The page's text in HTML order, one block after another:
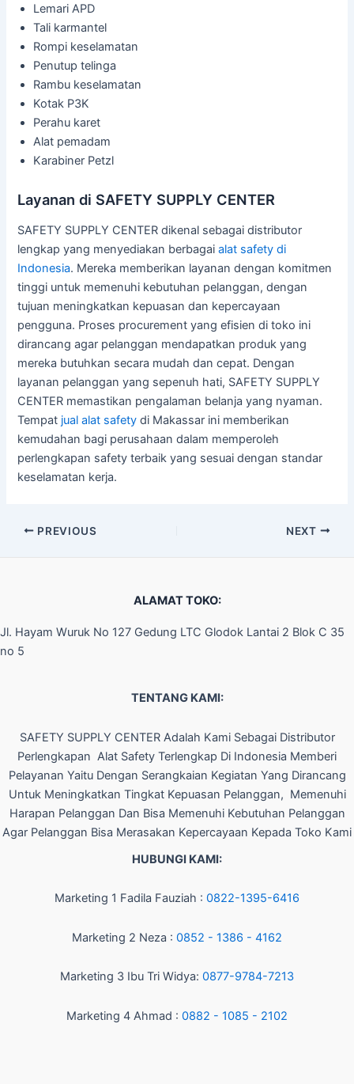
Lemari APD
Tali karmantel
Rompi keselamatan
Penutup telinga
Rambu keselamatan
Kotak P3K
Perahu karet
Alat pemadam
Karabiner Petzl
Layanan di SAFETY SUPPLY CENTER
SAFETY SUPPLY CENTER dikenal sebagai distributor
lengkap yang menyediakan berbagaialat safety di
Indonesia. Mereka memberikan layanan dengan komitmen
tinggi untuk memenuhi kebutuhan pelanggan, dengan
tujuan meningkatkan kepuasan dan kepercayaan
pengguna. Proses procurement yang efisien di toko ini
dirancang agar pelanggan mendapatkan produk yang
mereka butuhkan secara mudah dan cepat. Dengan
layanan pelanggan yang sepenuh hati, SAFETY SUPPLY
CENTER memastikan pengalaman belanja yang nyaman.
Tempat jual alat safety di Makassar ini memberikan
kemudahan bagi perusahaan dalam memperoleh
perlengkapan safety terbaik yang sesuai dengan standar
keselamatan kerja.
PREVIOUS NEXT
ALAMAT TOKO:
Jl. Hayam Wuruk No 127 Gedung LTC Glodok Lantai 2 Blok C 35
no 5
TENTANG KAMI:
SAFETY SUPPLY CENTER Adalah Kami Sebagai Distributor
Perlengkapan Alat Safety Terlengkap Di Indonesia Memberi
Pelayanan Yaitu Dengan Serangkaian Kegiatan Yang Dirancang
Untuk Meningkatkan Tingkat Kepuasan Pelanggan, Memenuhi
Harapan Pelanggan Dan Bisa Memenuhi Kebutuhan Pelanggan
Agar Pelanggan Bisa Merasakan Kepercayaan Kepada Toko Kami
HUBUNGI KAMI:
Marketing 1 Fadila Fauziah : 0822-1395-6416
Marketing 2 Neza : 0852 - 1386 - 4162
Marketing 3 Ibu Tri Widya: 0877-9784-7213
Marketing 4 Ahmad : 0882 - 1085 - 2102